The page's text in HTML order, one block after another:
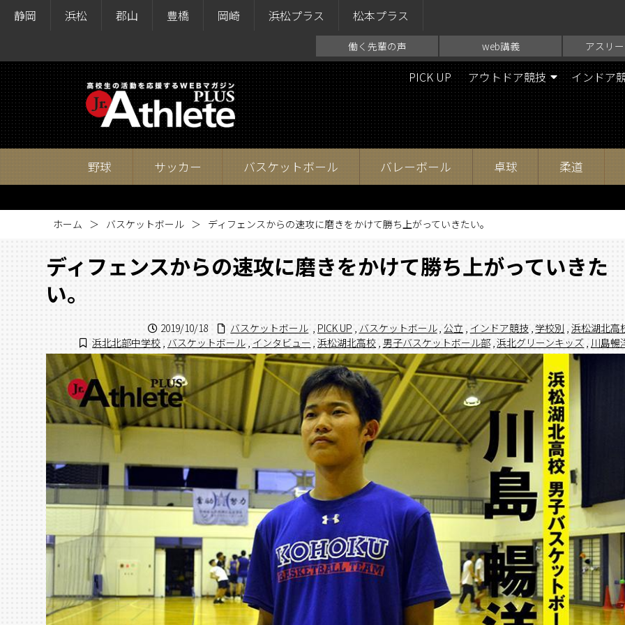
静岡 浜松 郡山 豊橋 岡崎 浜松プラス 松本プラス
働く先輩の声 web講義 アスリ
PICK UP アウトドア競技 インドア
野球 サッカー バスケットボール バレーボール 卓球 柔道
ホーム バスケットボール ディフェンスからの速攻に磨きをかけて勝ち上がっていきたい。
ディフェンスからの速攻に磨きをかけて勝ち上がっていきた
い。
2019/10/18 バスケットボール , PICK UP , バスケットボール, 公立 , インドア競技 , 学校別 , 浜松湖北高
浜北北部中学校 , バスケットボール , インタビュー , 浜松湖北高校 , 男子バスケットボール部 ,浜北グリーンキッズ , 川島暢